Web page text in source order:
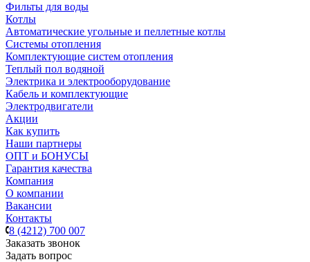
Фильты для воды
Котлы
Автоматические угольные и пеллетные котлы
Системы отопления
Комплектующие систем отопления
Теплый пол водяной
Электрика и электрооборудование
Кабель и комплектующие
Электродвигатели
Акции
Как купить
Наши партнеры
ОПТ и БОНУСЫ
Гарантия качества
Компания
О компании
Вакансии
Контакты
8 (4212) 700 007
Заказать звонок
Задать вопрос